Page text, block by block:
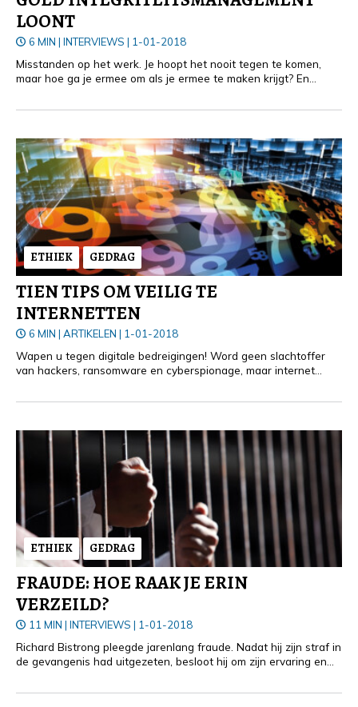
LOONT
6 MIN | INTERVIEWS | 1-01-2018
Misstanden op het werk. Je hoopt het nooit tegen te komen,
maar hoe ga je ermee om als je ermee te maken krijgt? En
voorkomen van misstanden? Op bezoek bij het Huis voor
ETHIEK GEDRAG
TIEN TIPS OM VEILIG TE
INTERNETTEN
6 MIN | ARTIKELEN | 1-01-2018
Wapen u tegen digitale bedreigingen! Word geen slachtoffer
van hackers, ransomware en cyberspionage, maar internet
ETHIEK GEDRAG
FRAUDE: HOE RAAK JE ERIN
VERZEILD?
11 MIN | INTERVIEWS | 1-01-2018
Richard Bistrong pleegde jarenlang fraude. Nadat hij zijn straf in
de gevangenis had uitgezeten, besloot hij om zijn ervaring en
corruptie en compliance issues. Een interview over het waarom.